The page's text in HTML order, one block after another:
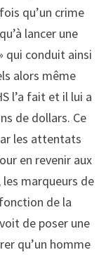
qu’un crime
lancer une
qui conduit ainsi
alors même
l’a fait et il lui a
de dollars. Ce
les attentats
en revenir aux
marqueurs de
de la
de poser une
qu’un homme